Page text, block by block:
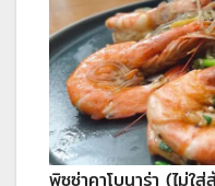
พิซซ่าคาโบนาร่า (ไม่ใ